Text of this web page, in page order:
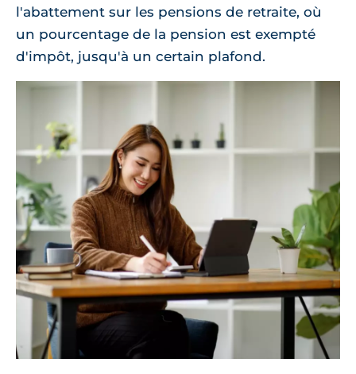
l'abattement sur les pensions de retraite, où
un pourcentage de la pension est exempté
d'impôt, jusqu'à un certain plafond.